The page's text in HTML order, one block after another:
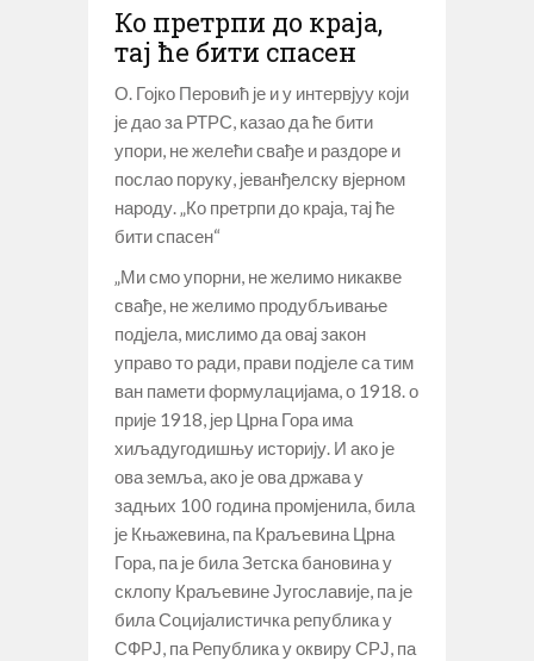
Ко претрпи до краја,
тај ће бити спасен
О. Гојко Перовић је и у интервјуу који
је дао за РТРС, казао да ће бити
упори, не желећи свађе и раздоре и
послао поруку, јеванђелску вјерном
народу. „Ко претрпи до краја, тај ће
бити спасен“
„Ми смо упорни, не желимо никакве
свађе, не желимо продубљивање
подјела, мислимо да овај закон
управо то ради, прави подјеле са тим
ван памети формулацијама, о 1918. о
прије 1918, јер Црна Гора има
хиљадугодишњу историју. И ако је
ова земља, ако је ова држава у
задњих 100 година промјенила, била
је Књажевина, па Краљевина Црна
Гора, па је била Зетска бановина у
склопу Краљевине Југославије, па је
била Социјалистичка република у
СФРЈ, па Република у оквиру СРЈ, па